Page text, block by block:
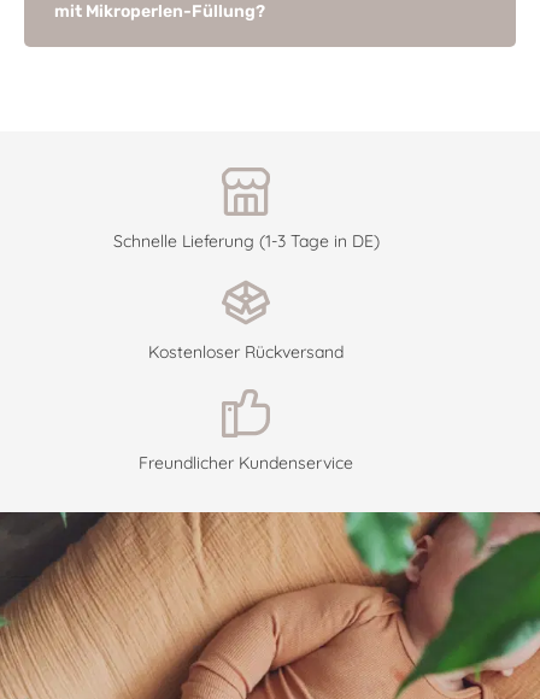
mit Mikroperlen-Füllung?
Schnelle Lieferung (1-3 Tage in DE)
Kostenloser Rückversand
Freundlicher Kundenservice